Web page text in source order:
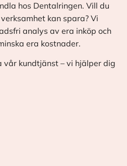
hos Dentalringen. Vill du
kan spara? Vi
analys av era inköp och
era kostnader.
kundtjänst – vi hjälper dig